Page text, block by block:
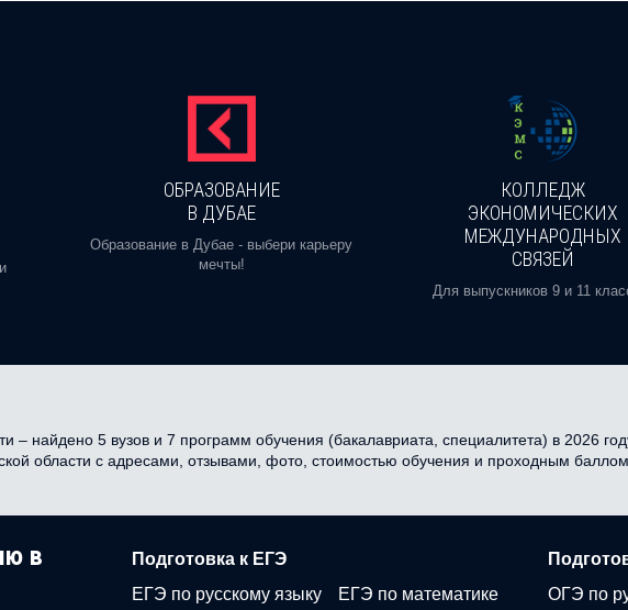
ОБРАЗОВАНИЕ
В ДУБАЕ
Образование в Дубае - выбери карьеру
мечты!
КОЛЛЕДЖ
ЭКОНОМИЧЕСКИХ
МЕЖДУНАРОДНЫХ
СВЯЗЕЙ
Для выпускников 9 и 11
– найдено 5 вузов и 7 программ обучения (бакалавриата, специалитета) в 2026
области с адресами, отзывами, фото, стоимостью обучения и проходным баллом.
в
Подготовка к ЕГЭ
ЕГЭ по русскому языку
ЕГЭ по математике
ОГЭ по